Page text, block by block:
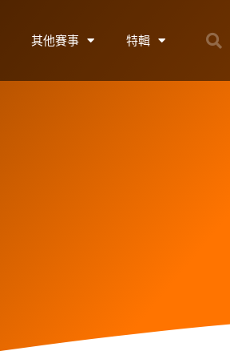
其他賽事 特輯